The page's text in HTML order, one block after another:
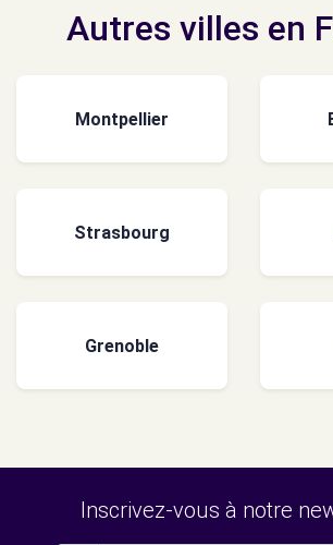
Autres villes en
Montpellier
Strasbourg
Grenoble
Inscrivez-vous à notre